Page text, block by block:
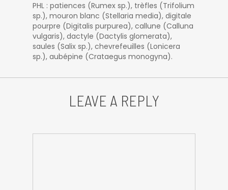
PHL : patiences (Rumex sp.), trèfles (Trifolium
sp.), mouron blanc (Stellaria media), digitale
pourpre (Digitalis purpurea), callune (Calluna
vulgaris), dactyle (Dactylis glomerata),
saules (Salix sp.), chevrefeuilles (Lonicera
sp.), aubépine (Crataegus monogyna).
LEAVE A REPLY